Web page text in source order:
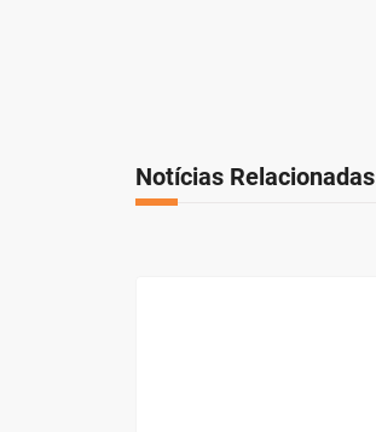
Notícias Relacionadas